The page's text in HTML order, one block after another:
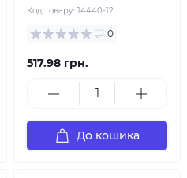
Код товару: 14440-12
0
517.98 грн.
До кошика